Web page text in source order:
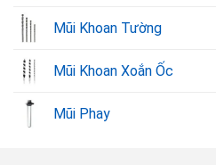
Mũi Khoan Tường
Mũi Khoan Xoắn Ốc
Mũi Phay